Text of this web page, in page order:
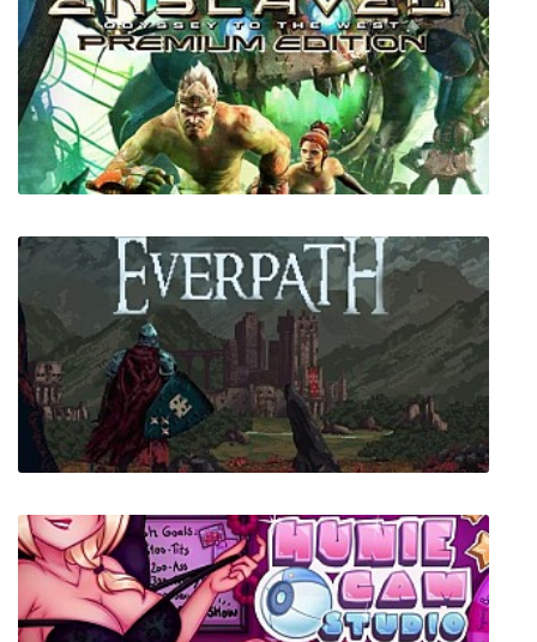
Deadly Dozen: Pacific Theater
Enslaved Odyssey to the West